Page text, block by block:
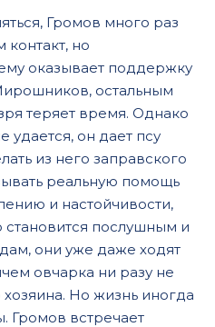
Громов много раз
контакт, но
оказывает поддержку
остальным
теряет время. Однако
удается, он дает псу
из него заправского
реальную помощь
и настойчивости,
становится послушным и
они уже даже ходят
овчарка ни разу не
Но жизнь иногда
Громов встречает